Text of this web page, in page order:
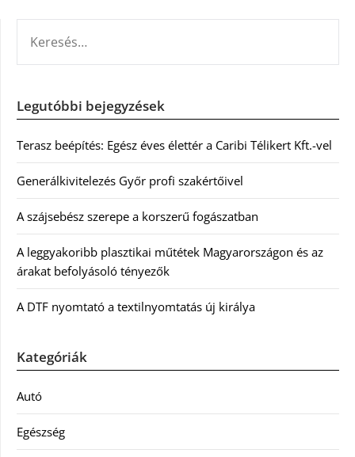
Legutóbbi bejegyzések
Terasz beépítés: Egész éves élettér a Caribi Télikert Kft.-vel
Generálkivitelezés Győr profi szakértőivel
A szájsebész szerepe a korszerű fogászatban
A leggyakoribb plasztikai műtétek Magyarországon és az
árakat befolyásoló tényezők
A DTF nyomtató a textilnyomtatás új királya
Kategóriák
Autó
Egészség